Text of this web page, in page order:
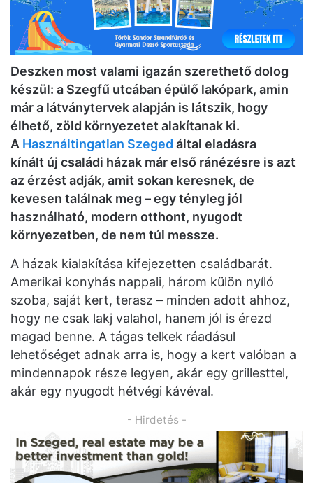
Deszken most valami igazán szerethető dolog
készül: a Szegfű utcában épülő lakópark, amin
már a látványtervek alapján is látszik, hogy
élhető, zöld környezetet alakítanak ki.
A Használtingatlan Szeged által eladásra
kínált új családi házak már első ránézésre is azt
az érzést adják, amit sokan keresnek, de
kevesen találnak meg – egy tényleg jól
használható, modern otthont, nyugodt
környezetben, de nem túl messze.
A házak kialakítása kifejezetten családbarát.
Amerikai konyhás nappali, három külön nyíló
szoba, saját kert, terasz – minden adott ahhoz,
hogy ne csak lakj valahol, hanem jól is érezd
magad benne. A tágas telkek ráadásul
lehetőséget adnak arra is, hogy a kert valóban a
mindennapok része legyen, akár egy grillesttel,
akár egy nyugodt hétvégi kávéval.
- Hirdetés -